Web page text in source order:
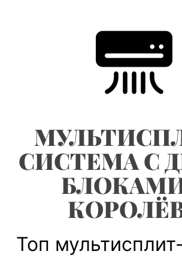
СИСТЕМА С
Топ